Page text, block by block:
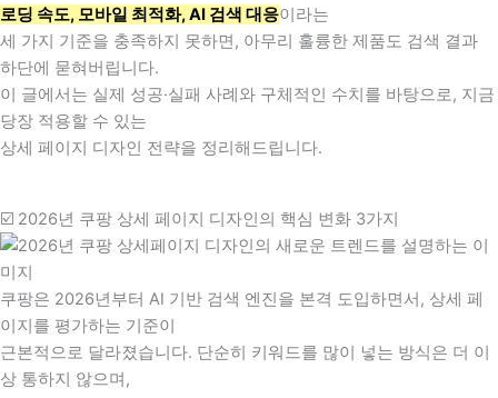
로딩 속도, 모바일 최적화, AI 검색 대응이라는
세 가지 기준을 충족하지 못하면, 아무리 훌륭한 제품도 검색 결과
하단에 묻혀버립니다.
이 글에서는 실제 성공·실패 사례와 구체적인 수치를 바탕으로, 지금
당장 적용할 수 있는
상세 페이지 디자인 전략을 정리해드립니다.
☑️ 2026년 쿠팡 상세 페이지 디자인의 핵심 변화 3가지
쿠팡은 2026년부터 AI 기반 검색 엔진을 본격 도입하면서, 상세 페
이지를 평가하는 기준이
근본적으로 달라졌습니다. 단순히 키워드를 많이 넣는 방식은 더 이
상 통하지 않으며,